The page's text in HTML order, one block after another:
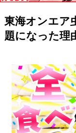
東海オンエア
題になった理